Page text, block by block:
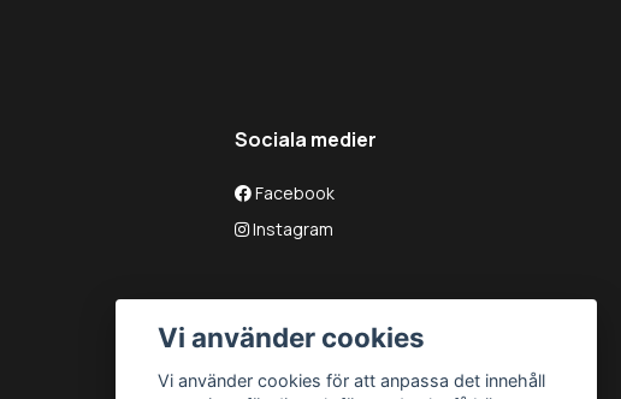
Sociala medier
Facebook
Instagram
Vi använder cookies
Vi använder cookies för att anpassa det innehåll